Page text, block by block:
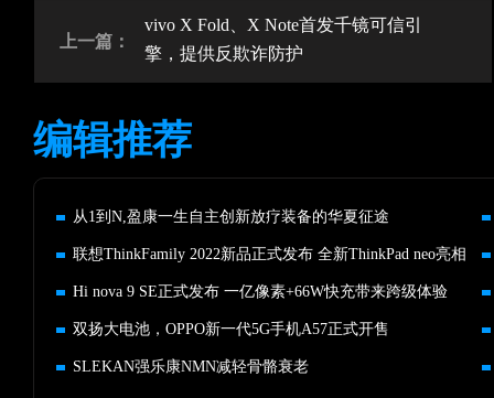
上一篇：
vivo X Fold、X Note首发千镜可信引
擎，提供反欺诈防护
编辑推荐
从1到N,盈康一生自主创新放疗装备的华夏征途
联想ThinkFamily 2022新品正式发布 全新ThinkPad neo亮相
Hi nova 9 SE正式发布 一亿像素+66W快充带来跨级体验
双扬大电池，OPPO新一代5G手机A57正式开售
SLEKAN强乐康NMN减轻骨骼衰老